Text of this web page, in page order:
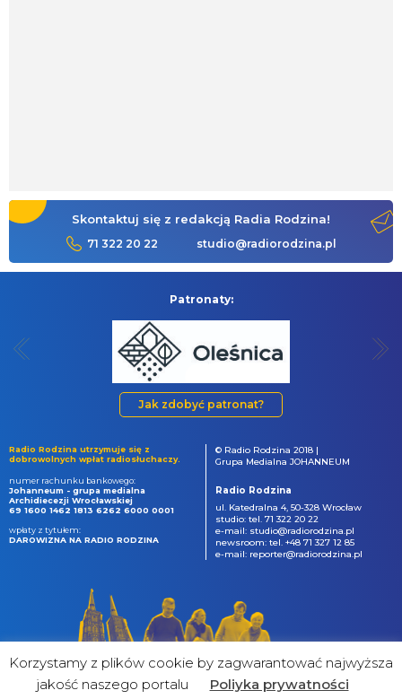
Skontaktuj się z redakcją Radia Rodzina!
71 322 20 22 studio@radiorodzina.pl
Patronaty:
Jak zdobyć patronat?
Radio Rodzina utrzymuje się z
dobrowolnych wpłat radiosłuchaczy.
numer rachunku bankowego:
Johanneum - grupa medialna
Archidiecezji Wrocławskiej
69 1600 1462 1813 6262 6000 0001
wpłaty z tytułem:
DAROWIZNA NA RADIO RODZINA
© Radio Rodzina 2018 |
Grupa Medialna JOHANNEUM
Radio Rodzina
ul. Katedralna 4, 50-328 Wrocław
studio: tel. 71 322 20 22
e-mail: studio@radiorodzina.pl
newsroom: tel. +48 71 327 12 85
e-mail: reporter@radiorodzina.pl
Korzystamy z plików cookie by zagwarantować najwyższa
jakość naszego portalu
Poliyka prywatności